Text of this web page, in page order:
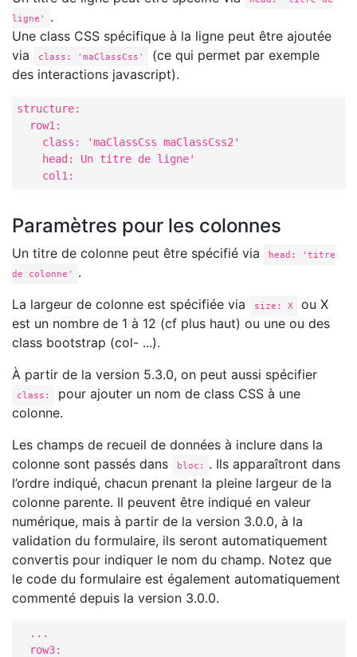
ligne'
.
Une class CSS spécifique à la ligne peut être ajoutée
via
class: 'maClassCss'
(ce qui permet par exemple
des interactions javascript).
structure:
  row1:
    class: 'maClassCss maClassCss2'
    head: Un titre de ligne'
    col1:
Paramètres pour les colonnes
Un titre de colonne peut être spécifié via
head: 'titre
de colonne'
.
La largeur de colonne est spécifiée via
size: X
ou X
est un nombre de 1 à 12 (cf plus haut) ou une ou des
class bootstrap (col- ...).
À partir de la version 5.3.0, on peut aussi spécifier
class:
pour ajouter un nom de class CSS à une
colonne.
Les champs de recueil de données à inclure dans la
colonne sont passés dans
bloc:
. Ils apparaîtront dans
l’ordre indiqué, chacun prenant la pleine largeur de la
colonne parente. Il peuvent être indiqué en valeur
numérique, mais à partir de la version 3.0.0, à la
validation du formulaire, ils seront automatiquement
convertis pour indiquer le nom du champ. Notez que
le code du formulaire est également automatiquement
commenté depuis la version 3.0.0.
  ...
  row3: